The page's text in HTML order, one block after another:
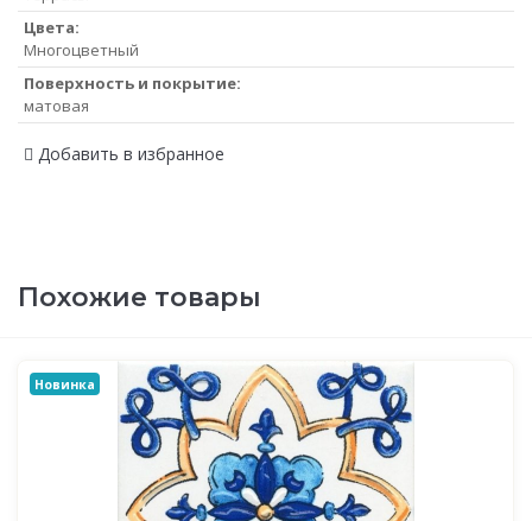
Цвета:
Многоцветный
Поверхность и покрытие:
матовая
Добавить в избранное
Похожие товары
Новинка